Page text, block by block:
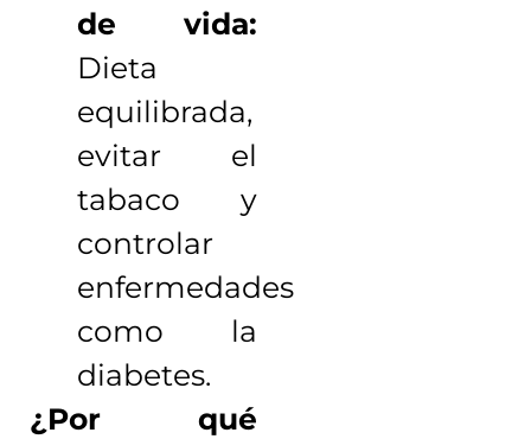
de vida:
Dieta
equilibrada,
evitar el
tabaco y
controlar
enfermedades
como la
diabetes.
¿Por qué